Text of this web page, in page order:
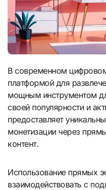
В современном цифровом мире TikTok стал не только
платформой для
мощным инструментом
своей популярности и
предоставляет
монетизации через
контент.
Использование прямых
взаимодействовать с